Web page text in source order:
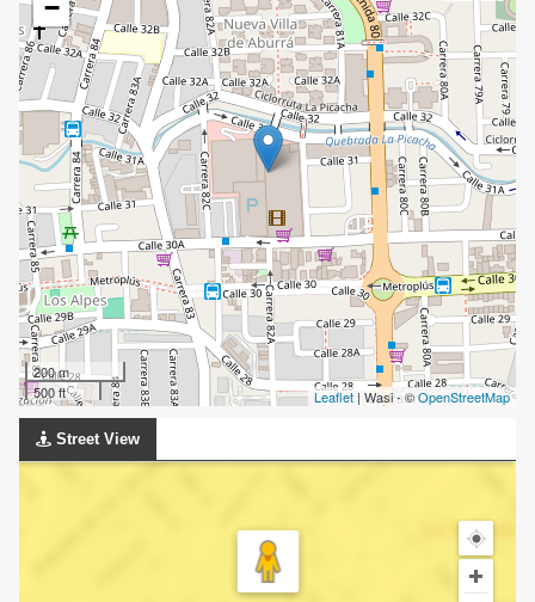
−
200 m
500 ft
Leaflet | Wasi - ©OpenStreetMap
Street View